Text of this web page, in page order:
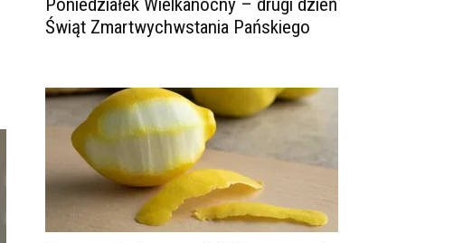
Poniedziałek Wielkanocny – drugi dzień
Świąt Zmartwychwstania Pańskiego